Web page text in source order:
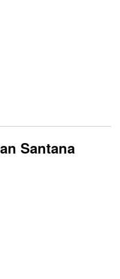
Santana